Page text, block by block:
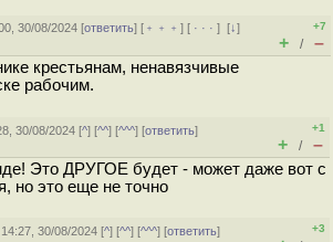
30/08/2024 [ответить] [ ﹢﹢﹢] [ · · ·][↓]
+7
+ / –
крестьянам, ненавязчивые
рабочим.
30/08/2024 [^] [^^] [^^^] [ответить]
+1
+ / –
Это ДРУГОЕ будет - может даже вот с
но это еще не точно
30/08/2024 [^] [^^] [^^^] [ответить]
+3